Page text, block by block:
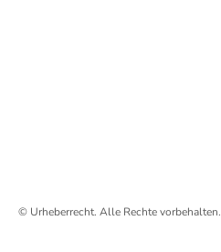
© Urheberrecht. Alle Rechte vorbehalten.